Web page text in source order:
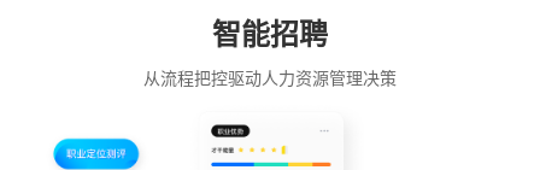
智能招聘
从流程把控驱动人力资源管理决策